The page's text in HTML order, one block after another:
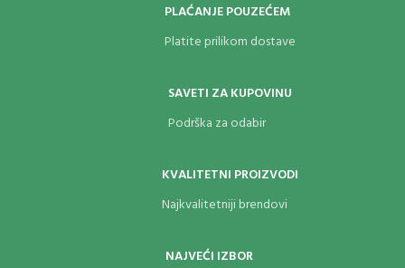
PLAĆANJE POUZEĆEM
Platite prilikom dostave
SAVETI ZA KUPOVINU
Podrška za odabir
KVALITETNI PROIZVODI
Najkvalitetniji brendovi
NAJVEĆI IZBOR